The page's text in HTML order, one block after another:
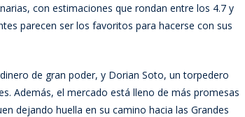
con estimaciones que rondan entre los 4.7 y
parecen ser los favoritos para hacerse con sus
de gran poder, y Dorian Soto, un torpedero
Además, el mercado está lleno de más promesas
dejando huella en su camino hacia las Grandes